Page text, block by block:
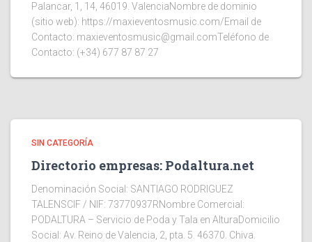
Palancar, 1, 14, 46019. ValenciaNombre de dominio
(sitio web): https://maxieventosmusic.com/Email de
Contacto: maxieventosmusic@gmail.comTeléfono de
Contacto: (+34) 677 87 87 27
SIN CATEGORÍA
Directorio empresas: Podaltura.net
Denominación Social: SANTIAGO RODRIGUEZ
TALENSCIF / NIF: 73770937RNombre Comercial:
PODALTURA – Servicio de Poda y Tala en AlturaDomicilio
Social: Av. Reino de Valencia, 2, pta. 5. 46370. Chiva.